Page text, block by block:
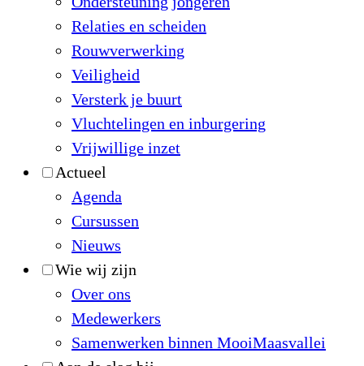
Relaties en scheiden
Rouwverwerking
Veiligheid
Versterk je buurt
Vluchtelingen en inburgering
Vrijwillige inzet
Actueel
Agenda
Cursussen
Nieuws
Wie wij zijn
Over ons
Medewerkers
Samenwerken binnen MooiMaasvallei